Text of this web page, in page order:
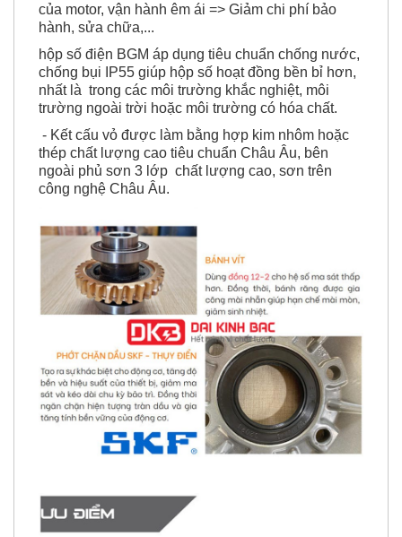
của motor, vận hành êm ái => Giảm chi phí bảo
hành, sửa chữa,...
hộp số điện BGM áp dụng tiêu chuẩn chống nước,
chống bụi IP55 giúp hộp số hoạt đồng bền bỉ hơn,
nhất là trong các môi trường khắc nghiệt, môi
trường ngoài trời hoặc môi trường có hóa chất.
- Kết cấu vỏ được làm bằng hợp kim nhôm hoặc
thép chất lượng cao tiêu chuẩn Châu Âu, bên
ngoài phủ sơn 3 lớp chất lượng cao, sơn trên
công nghệ Châu Âu.